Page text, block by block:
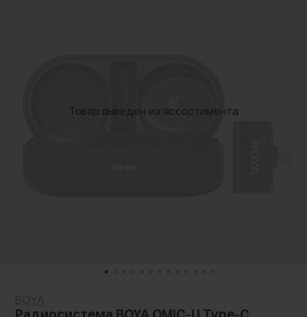
Товар выведен из ассортимента